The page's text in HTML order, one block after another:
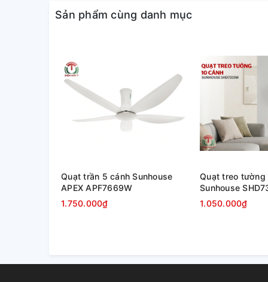
Sản phẩm cùng danh mục
Quạt trần 5 cánh Sunhouse
APEX APF7669W
1.750.000₫
Quạt treo tường
Sunhouse
1.050.000₫